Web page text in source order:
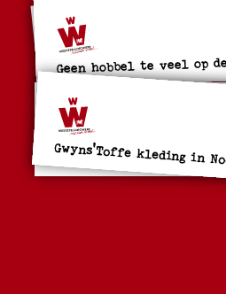
Geen hobbel te veel op
Gwyns'Toffe kleding in